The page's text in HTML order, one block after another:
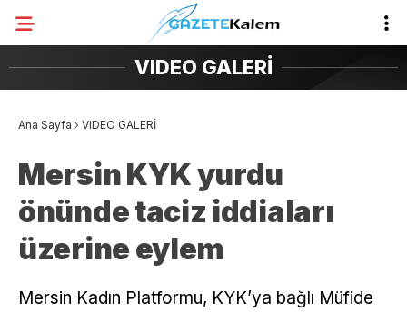
VIDEO GALERİ
Ana Sayfa › VIDEO GALERİ
Mersin KYK yurdu
önünde taciz iddiaları
üzerine eylem
Mersin Kadın Platformu, KYK’ya bağlı Müfide